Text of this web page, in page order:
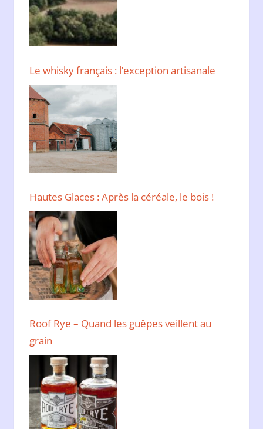
Le whisky français : l’exception artisanale
Hautes Glaces : Après la céréale, le bois !
Roof Rye – Quand les guêpes veillent au
grain